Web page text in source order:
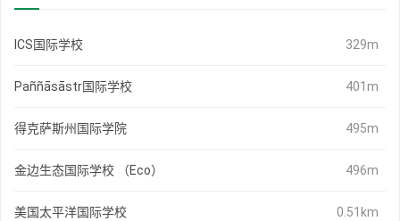
ICS国际学校 329m
Paññāsāstr国际学校 401m
得克萨斯州国际学院 495m
金边生态国际学校 （Eco） 496m
美国太平洋国际学校 0.51km